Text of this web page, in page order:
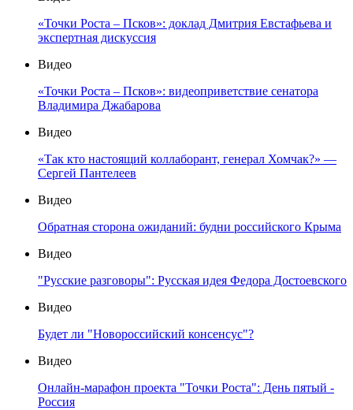
«Точки Роста – Псков»: доклад Дмитрия Евстафьева и
экспертная дискуссия
Видео
«Точки Роста – Псков»: видеоприветствие сенатора
Владимира Джабарова
Видео
«Так кто настоящий коллаборант, генерал Хомчак?» —
Сергей Пантелеев
Видео
Обратная сторона ожиданий: будни российского Крыма
Видео
"Русские разговоры": Русская идея Федора Достоевского
Видео
Будет ли "Новороссийский консенсус"?
Видео
Онлайн-марафон проекта "Точки Роста": День пятый -
Россия